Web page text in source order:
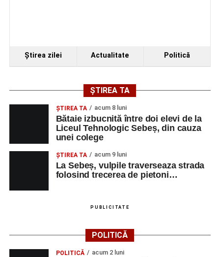
Ora 19.00–Spectacol de vals și tango „Armonii în
Solistă:Iulia Merca(Opera Națională Română Cluj-
Napoca).
Acompaniază Cluj Tango Orchestra:
Irina Indrei – pian
Robert Indrei – bandoneon
Dansatori:Ioana Lascu și Horia Călin Pop,Raluca și
Vlad Dordea
.
Ştirea zilei Actualitate Politică
ȘTIREA TA
ŞTIREA TA acum 8 luni
Bătaie izbucnită între doi elevi de la
Liceul Tehnologic Sebeș, din cauza
unei colege
ŞTIREA TA acum 9 luni
La Sebeș, vulpile traverseaza strada
folosind trecerea de pietoni…
PUBLICITATE
POLITICĂ
POLITICĂ acum 2 luni